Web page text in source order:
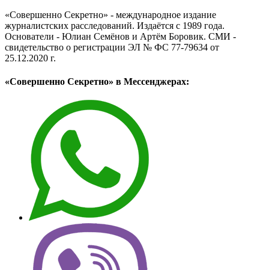
«Совершенно Секретно» - международное издание
журналистских расследований. Издаётся с 1989 года.
Основатели - Юлиан Семёнов и Артём Боровик. CМИ -
свидетельство о регистрации ЭЛ № ФС 77-79634 от
25.12.2020 г.
«Совершенно Секретно» в Мессенджерах: